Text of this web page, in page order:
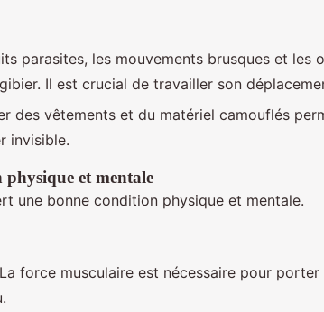
parasites, les mouvements brusques et les
Il est crucial de travailler son
des vêtements et du matériel camouflés
invisible.
et mentale
une bonne condition physique et mentale.
force musculaire est nécessaire pour porter